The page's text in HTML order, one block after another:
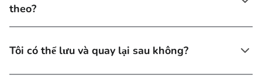
theo?
Tôi có thể lưu và quay lại sau không?